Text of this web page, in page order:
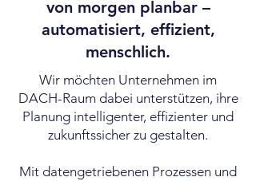
von morgen planbar –
automatisiert, effizient,
menschlich.
Wir möchten Unternehmen im
DACH-Raum dabei unterstützen, ihre
Planung intelligenter, effizienter und
zukunftssicher zu gestalten.
Mit datengetriebenen Prozessen und